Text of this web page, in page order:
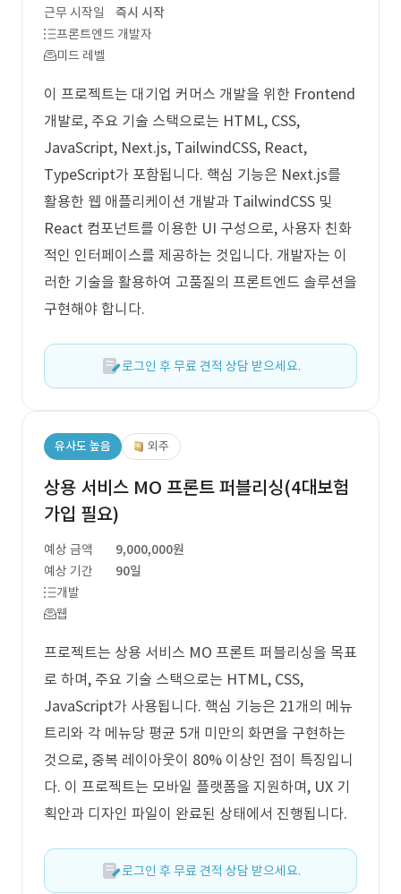
근무 시작일
즉시 시작
프론트엔드 개발자
미드 레벨
이 프로젝트는 대기업 커머스 개발을 위한 Frontend
개발로, 주요 기술 스택으로는 HTML, CSS,
JavaScript, Next.js, TailwindCSS, React,
TypeScript가 포함됩니다. 핵심 기능은 Next.js를
활용한 웹 애플리케이션 개발과 TailwindCSS 및
React 컴포넌트를 이용한 UI 구성으로, 사용자 친화
적인 인터페이스를 제공하는 것입니다. 개발자는 이
러한 기술을 활용하여 고품질의 프론트엔드 솔루션을
구현해야 합니다.
로그인 후 무료 견적 상담 받으세요.
유사도 높음 외주
상용 서비스 MO 프론트 퍼블리싱(4대보험
가입 필요)
예상 금액
9,000,000원
예상 기간
90일
개발
웹
프로젝트는 상용 서비스 MO 프론트 퍼블리싱을 목표
로 하며, 주요 기술 스택으로는 HTML, CSS,
JavaScript가 사용됩니다. 핵심 기능은 21개의 메뉴
트리와 각 메뉴당 평균 5개 미만의 화면을 구현하는
것으로, 중복 레이아웃이 80% 이상인 점이 특징입니
다. 이 프로젝트는 모바일 플랫폼을 지원하며, UX 기
획안과 디자인 파일이 완료된 상태에서 진행됩니다.
로그인 후 무료 견적 상담 받으세요.